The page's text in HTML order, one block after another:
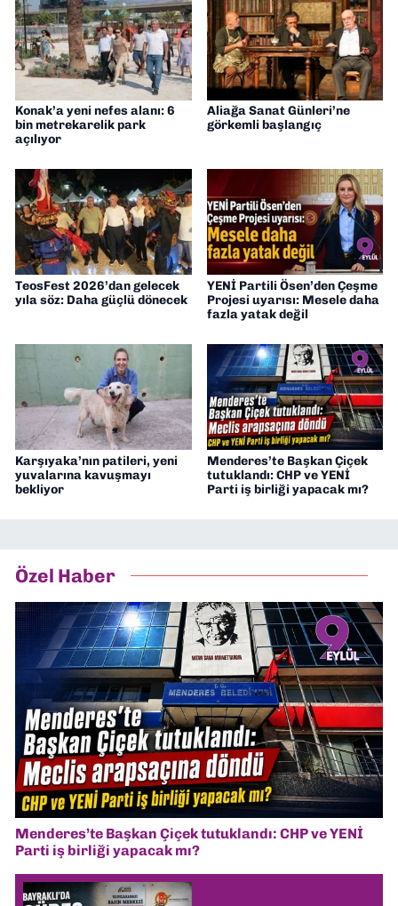
Konak’a yeni nefes alanı: 6
bin metrekarelik park
açılıyor
Aliağa Sanat Günleri’ne
görkemli başlangıç
TeosFest 2026’dan gelecek
yıla söz: Daha güçlü dönecek
YENİ Partili Ösen’den Çeşme
Projesi uyarısı: Mesele daha
fazla yatak değil
Karşıyaka’nın patileri, yeni
yuvalarına kavuşmayı
bekliyor
Menderes’te Başkan Çiçek
tutuklandı: CHP ve YENİ
Parti iş birliği yapacak mı?
Özel Haber
Menderes’te Başkan Çiçek tutuklandı: CHP ve YENİ
Parti iş birliği yapacak mı?